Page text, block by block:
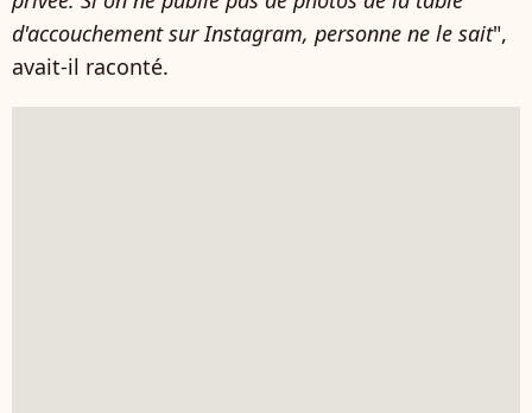
d'accouchement sur Instagram, personne ne le sait",
avait-il raconté.